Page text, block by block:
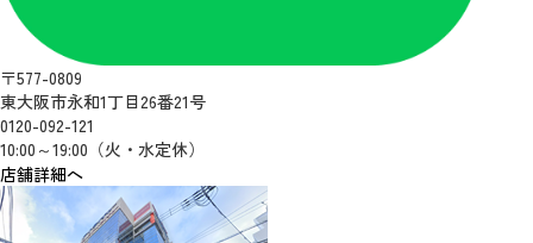
〒577-0809
東大阪市永和1丁目26番21号
0120-092-121
10:00～19:00（火・水定休）
店舗詳細へ